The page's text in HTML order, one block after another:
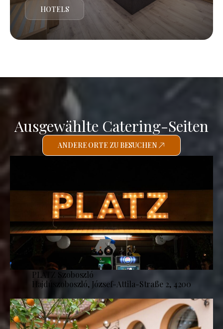
HOTELS
Ausgewählte Catering-Seiten
ANDERE ORTE ZU BESUCHEN
PLATZ Szoboszló
Hajdúszoboszló, József-Attila-Straße 2, 4200